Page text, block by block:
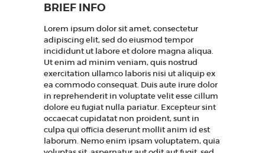
BRIEF INFO
Lorem ipsum dolor sit amet, consectetur
adipiscing elit, sed do eiusmod tempor
incididunt ut labore et dolore magna aliqua.
Ut enim ad minim veniam, quis nostrud
exercitation ullamco laboris nisi ut aliquip ex
ea commodo consequat. Duis aute irure dolor
in reprehenderit in voluptate velit esse cillum
dolore eu fugiat nulla pariatur. Excepteur sint
occaecat cupidatat non proident, sunt in
culpa qui officia deserunt mollit anim id est
laborum. Nemo enim ipsam voluptatem, quia